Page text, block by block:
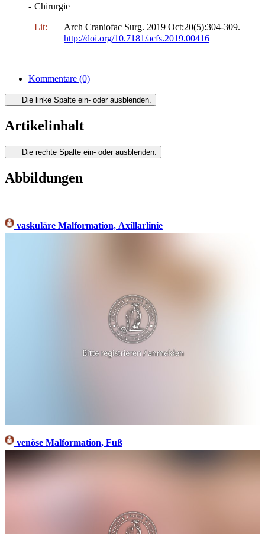
- Chirurgie
Lit:
Arch Craniofac Surg. 2019 Oct;20(5):304-309.
http://doi.org/10.7181/acfs.2019.00416
Kommentare (0)
Die linke Spalte ein- oder ausblenden.
Artikelinhalt
Die rechte Spalte ein- oder ausblenden.
Abbildungen
vaskuläre Malformation, Axillarlinie
venöse Malformation, Fuß